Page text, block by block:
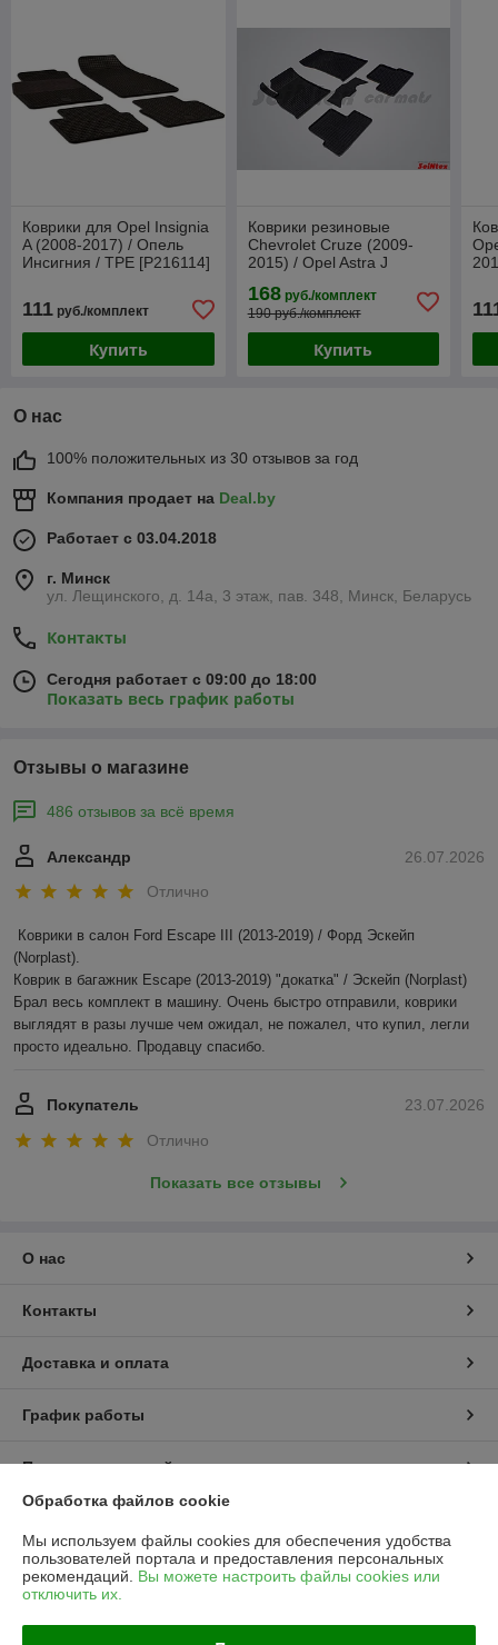
Коврики для Opel Insignia
A (2008-2017) / Опель
Инсигния / TPE [P216114]
111 руб./комплект
Купить
Коврики резиновые
Chevrolet Cruze (2009-
2015) / Opel Astra J
(SeiNtex)
168руб./комплект
190 руб./комплект
Купить
О нас
100% положительных из 30 отзывов за год
Компания продает на Deal.by
Работает с 03.04.2018
г. Минск
ул. Лещинского, д. 14а, 3 этаж, пав. 348, Минск, Беларусь
Контакты
Сегодня работает с 09:00 до 18:00
Показать весь график работы
Отзывы о магазине
486 отзывов за всё время
26.07.2026
Александр
Отлично
Коврики в салон Ford Escape III (2013-2019) / Форд Эскейп
(Norplast).
Коврик в багажник Escape (2013-2019) "докатка" / Эскейп (Norplast)
Брал весь комплект в машину. Очень быстро отправили, коврики
выглядят в разы лучше чем ожидал, не пожалел, что купил, легли
просто идеально. Продавцу спасибо.
23.07.2026
Покупатель
Отлично
Показать все отзывы
О нас
Контакты
Доставка и оплата
График работы
Полная версия сайта
Сайт создан на платформе Deal.by
Обработка файлов cookie
Мы используем файлы cookies для обеспечения удобства
пользователей портала и предоставления персональных
рекомендаций. Вы можете настроить файлы cookies или
отключить их.